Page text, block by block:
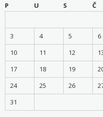
P
U S Č
3
4 5 6
10
11 12
17
18 19
24
25 26
31